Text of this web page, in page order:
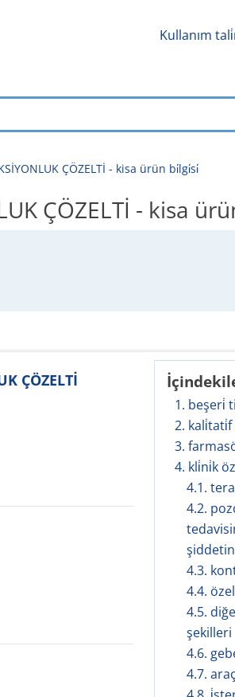
Kullanım
ÇÖZELTİ - kisa ürün bi̇lgi̇si̇
ÇÖZELTİ - kisa
1. beşeri̇
2.
3.
4. kli̇ni̇k
4.1.
4.2.
4.3.
4.4.
4.5.
şekilleri
4.6.
4.7.
ÇÖZELTİ